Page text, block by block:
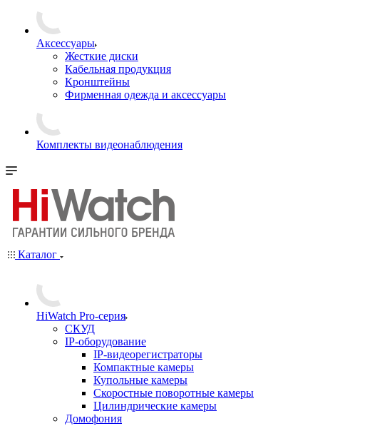
Аксессуары
Жесткие диски
Кабельная продукция
Кронштейны
Фирменная одежда и аксессуары
Комплекты видеонаблюдения
Каталог
HiWatch Pro-серия
CКУД
IP-оборудование
IP-видеорегистраторы
Компактные камеры
Купольные камеры
Скоростные поворотные камеры
Цилиндрические камеры
Домофония